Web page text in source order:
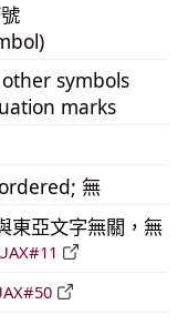
symbols
marks
無
東亞文字無關，無